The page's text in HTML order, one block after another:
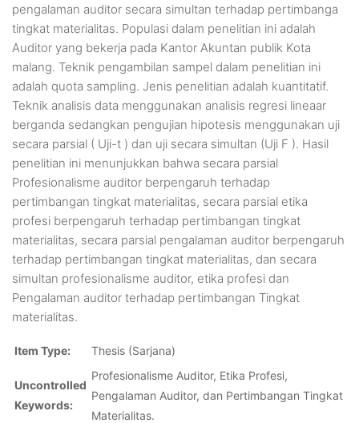
pengalaman auditor secara simultan terhadap pertimbanga
tingkat materialitas. Populasi dalam penelitian ini adalah
Auditor yang bekerja pada Kantor Akuntan publik Kota
malang. Teknik pengambilan sampel dalam penelitian ini
adalah quota sampling. Jenis penelitian adalah kuantitatif.
Teknik analisis data menggunakan analisis regresi lineaar
berganda sedangkan pengujian hipotesis menggunakan uji
secara parsial ( Uji-t ) dan uji secara simultan (Uji F ). Hasil
penelitian ini menunjukkan bahwa secara parsial
Profesionalisme auditor berpengaruh terhadap
pertimbangan tingkat materialitas, secara parsial etika
profesi berpengaruh terhadap pertimbangan tingkat
materialitas, secara parsial pengalaman auditor berpengaruh
terhadap pertimbangan tingkat materialitas, dan secara
simultan profesionalisme auditor, etika profesi dan
Pengalaman auditor terhadap pertimbangan Tingkat
materialitas.
Item Type: Thesis (Sarjana)
Uncontrolled
Keywords:
Profesionalisme Auditor, Etika Profesi,
Pengalaman Auditor, dan Pertimbangan Tingkat
Materialitas.